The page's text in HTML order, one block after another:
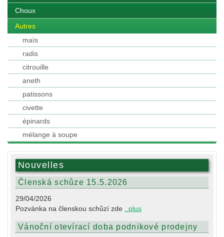
Choux
Autres
maïs
radis
citrouille
aneth
patissons
civette
épinards
mélange à soupe
Nouvelles
Členská schůze 15.5.2026
29/04/2026
Pozvánka na členskou schůzí zde
..plus
Vánoční otevírací doba podnikové prodejny